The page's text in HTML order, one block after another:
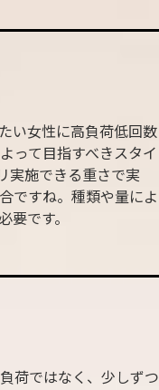
い女性に高負荷低回数
って目指すべきスタイ
実施できる重さで実
ですね。種類や量によ
要です。
荷ではなく、少しずつ